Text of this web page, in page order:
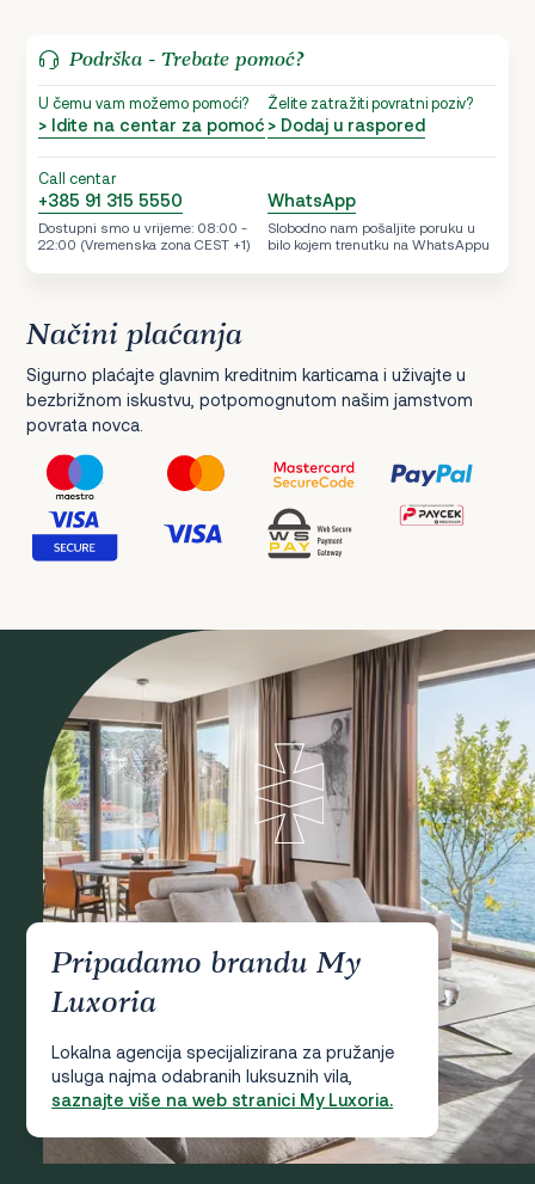
Podrška - Trebate pomoć?
U čemu vam možemo pomoći?
> Idite na centar za pomoć
Želite zatražiti povratni poziv?
> Dodaj u raspored
Call centar
+385 91 315 5550
Dostupni smo u vrijeme: 08:00 -
22:00 (Vremenska zona CEST +1)
WhatsApp
Slobodno nam pošaljite poruku u
bilo kojem trenutku na WhatsAppu
Načini plaćanja
Sigurno plaćajte glavnim kreditnim karticama i uživajte u
bezbrižnom iskustvu, potpomognutom našim jamstvom
povrata novca.
Pripadamo brandu My
Luxoria
Lokalna agencija specijalizirana za pružanje
usluga najma odabranih luksuznih vila,
saznajte više na web stranici My Luxoria.